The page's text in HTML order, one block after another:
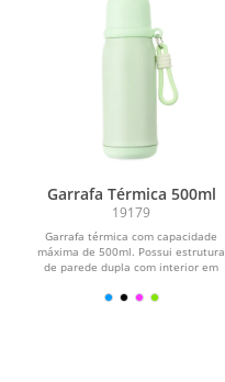
Garrafa Térmica 500ml
19179
Garrafa térmica com capacidade
máxima de 500ml. Possui estrutura
de parede dupla com interior em